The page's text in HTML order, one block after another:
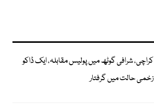
کراچی، شرافی گوٹھ میں پولیس مقابلہ، ایک ڈاکو
زخمی حالت میں گرفتار